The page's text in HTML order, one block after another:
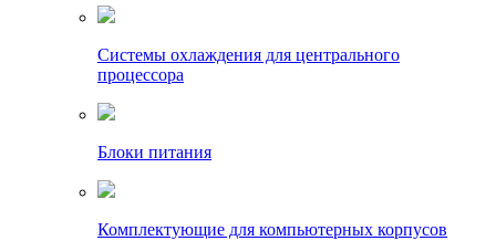
Системы охлаждения для центрального
процессора
Блоки питания
Комплектующие для компьютерных корпусов